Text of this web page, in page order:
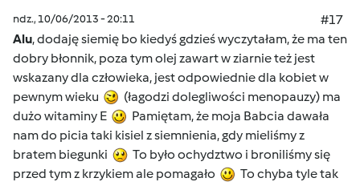
ndz., 10/06/2013 - 20:11
#17
Alu, dodaję siemię bo kiedyś gdzieś wyczytałam, że ma ten
dobry błonnik, poza tym olej zawart w ziarnie też jest
wskazany dla człowieka, jest odpowiednie dla kobiet w
pewnym wieku
(łagodzi dolegliwości menopauzy) ma
dużo witaminy E
Pamiętam, że moja Babcia dawała
nam do picia taki kisiel z siemnienia, gdy mieliśmy z
bratem biegunki
To było ochydztwo i broniliśmy się
przed tym z krzykiem ale pomagało
To chyba tyle tak